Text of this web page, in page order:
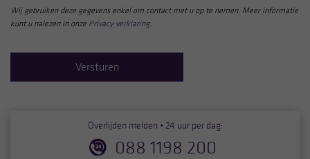
Cookies zijn kleine bestandjes die een website
opslaat op uw computer, tablet of telefoon. Hiermee
om hiermee te proberen onze website te verbeteren.
precies. Let op: noodzakelijke cookies kunt u niet
uitzetten. Die zijn namelijk nodig voor een goede
Wij gebruiken deze gegevens enkel om contact met u op te nemen. Meer informatie
kunt u nalezen in onze Privacy-verklaring.
Overlijden melden • 24 uur per dag:
088 1198 200